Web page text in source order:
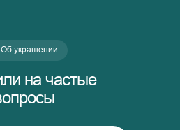
на частые
Об украшении